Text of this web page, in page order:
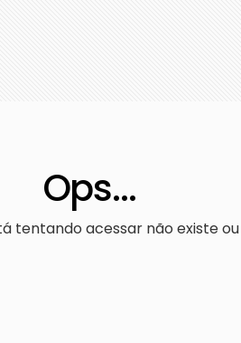
Ops...
tentando acessar não existe